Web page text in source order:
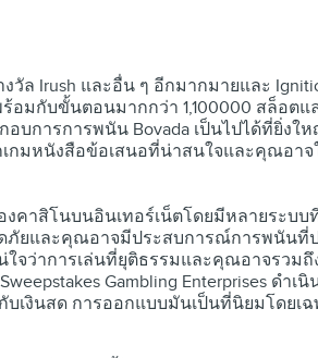
Irush และอื่น ๆ อีกมากมายและ
อมกับขั้นตอนมากกว่า 1,100000 สล็อ
การการพนัน Bovada เป็นไปได้ที่ยิ่ง
เกมหนังสือข้อเสนอที่น่าสนใจและคุณอ
าสิโนบนอินเทอร์เน็ตโดยมีหลายระบ
ยและคุณอาจมีประสบการณ์การพนันที่
ว่าการเล่นที่ยุติธรรมและคุณอาจรวม
Gambling Enterprises ดำ
เงินสด การออกแบบมันเป็นที่นิยมโดยเ